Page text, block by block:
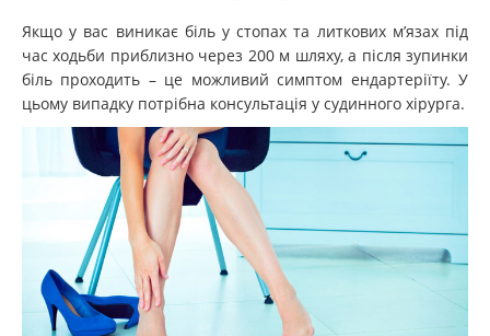
Якщо у вас виникає біль у стопах та литкових м’язах під
час ходьби приблизно через 200 м шляху, а після зупинки
біль проходить – це можливий симптом ендартеріїту. У
цьому випадку потрібна консультація у судинного хірурга.